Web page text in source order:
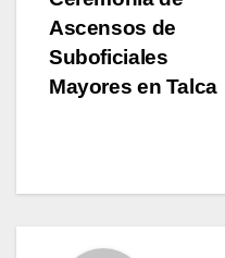
de
entradas
Ascensos de
Suboficiales
Mayores en Talca